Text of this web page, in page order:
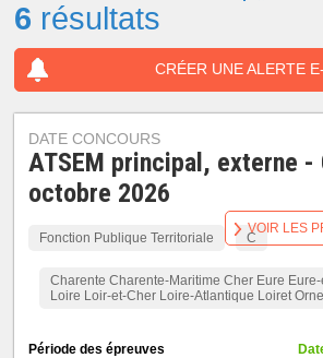
6 résultats
CRÉER UNE ALERTE
DATE CONCOURS
ATSEM principal, externe -
octobre 2026
Fonction Publique Territoriale C
Charente Charente-Maritime Cher Eure
Loire Loir-et-Cher Loire-Atlantique Loiret
Période des épreuves
VOIR LES